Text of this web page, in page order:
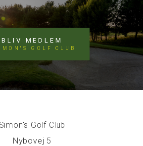
BLIV MEDLEM
GOLF CLUB
Simon's Golf Club
Nybovej 5